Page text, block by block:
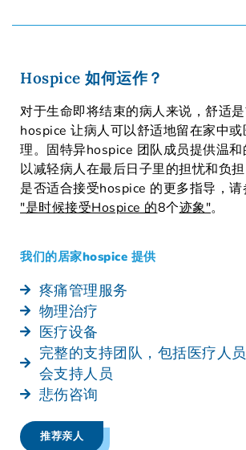
Hospice 如何运作？
对于生命即将结束的病人来说，舒适
hospice 让病人可以舒适地留在家中
理。固特异hospice 团队成员提供温和
以减轻病人在最后日子里的担忧和负担
是否适合接受hospice 的更多指导，
"是时候接受Hospice 的8个迹象"。
我们的居家hospice 提供
疼痛管理服务
物理治疗
医疗设备
完整的支持团队，包括医疗人
会支持人员
悲伤咨询
推荐亲人